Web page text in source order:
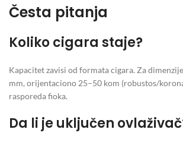
Česta pitanja
Koliko cigara staje?
Kapacitet zavisi od formata cigara. Za
mm, orijentaciono 25–50 kom (robustos/
rasporeda fioka.
Da li je uključen